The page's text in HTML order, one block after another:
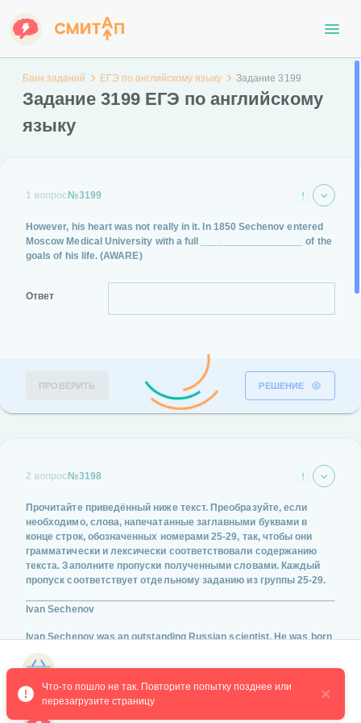
Банк заданий ЕГЭ по английскому языку Задание 3199
Задание 3199 ЕГЭ по английскому
языку
1 вопрос №3199
However, his heart was not really in it. In 1850 Sechenov entered
Moscow Medical University with a full __________________ of the
goals of his life.(AWARE)
Ответ
ПРОВЕРИТЬ РЕШЕНИЕ
2 вопрос №3198
Прочитайте приведённый ниже текст. Преобразуйте, если
необходимо, слова, напечатанные заглавными буквами в
конце строк, обозначенных номерами25-29, так, чтобы они
грамматически и лексически соответствовали содержанию
текста. Заполните пропуски полученными словами. Каждый
пропуск соответствует отдельному заданию из группы25-29.
Ivan Sechenov
Ivan Sechenov was an outstanding Russian scientist. He was born
in 1829 in a noble family. His parents inspired young Ivan to
continue his education throughout his entire life, and the boy
followed their advice. At the age of 14 he chose to become a
military engineer and studied __________________ technical
subjects.
(VARY)
Что-то пошло не так. Повторите попытку позднее или
перезагрузите страницу